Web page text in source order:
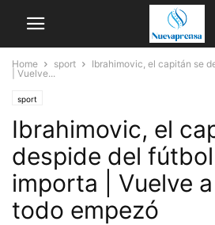
Home sport
Ibrahimovic, el capitán se
| Vuelve...
sport
Ibrahimovic, el
despide del
importa | Vuelve
todo empezó